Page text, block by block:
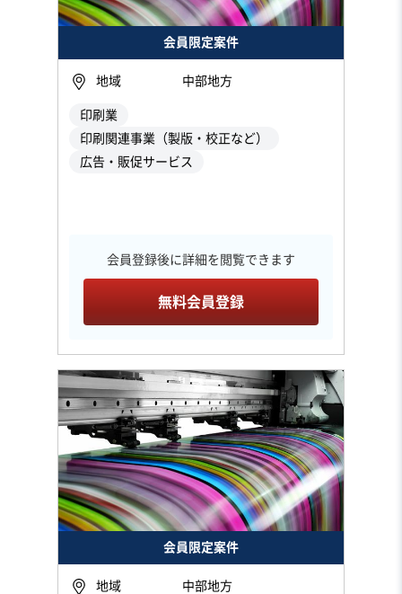
会員限定案件
地域 中部地方
印刷業
印刷関連事業（製版・校正など）
広告・販促サービス
会員登録後に詳細を閲覧できます
無料会員登録
会員限定案件
地域 中部地方